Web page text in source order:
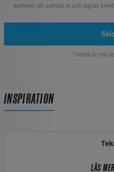
kommer att samlas in och lagras
* Detta är ett
INSPIRATION
LÄS MER